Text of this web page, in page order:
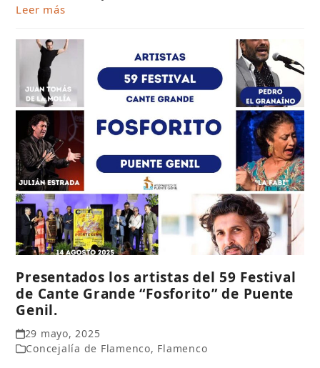
Leer más
Presentados los artistas del 59 Festival
de Cante Grande “Fosforito” de Puente
Genil.
29 mayo, 2025
Concejalía de Flamenco, Flamenco